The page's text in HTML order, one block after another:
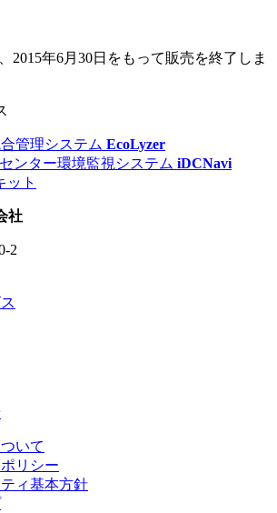
2015年6月30日をもって販売を終了しま
管理システム EcoLyzer
ンター環境監視システム iDCNavi
ット
社
2
いて
リシー
ィ基本方針